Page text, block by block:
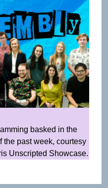
basked in the
the past week, courtesy
Unscripted Showcase.